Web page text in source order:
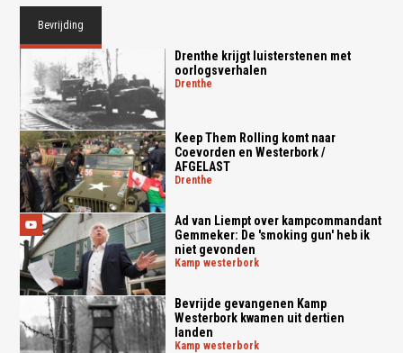
Bevrijding
Drenthe krijgt luisterstenen met
oorlogsverhalen
drenthe
Keep Them Rolling komt naar
Coevorden en Westerbork /
AFGELAST
drenthe
Ad van Liempt over kampcommandant
Gemmeker: De 'smoking gun' heb ik
niet gevonden
kamp westerbork
Bevrijde gevangenen Kamp
Westerbork kwamen uit dertien
landen
kamp westerbork